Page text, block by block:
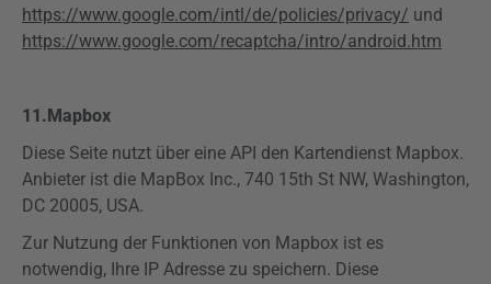
https://www.google.com/intl/de/policies/privacy/ und
https://www.google.com/recaptcha/intro/android.htm
11.Mapbox
Diese Seite nutzt über eine API den Kartendienst Mapbox.
Anbieter ist die MapBox Inc., 740 15th St NW, Washington,
DC 20005, USA.
Zur Nutzung der Funktionen von Mapbox ist es
notwendig, Ihre IP Adresse zu speichern. Diese